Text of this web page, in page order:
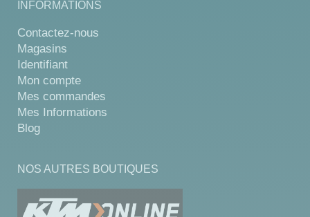
INFORMATIONS
Contactez-nous
Magasins
Identifiant
Mon compte
Mes commandes
Mes Informations
Blog
NOS AUTRES BOUTIQUES